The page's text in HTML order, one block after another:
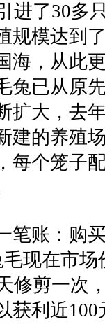
进了30多
规模达到
海，从此
兔已从原
扩大，去
建的养殖
每个笼子
账：购买
现在市
修剪一次
获利近